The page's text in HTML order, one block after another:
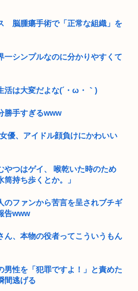
脳腫瘍手術で「正常な組織」を
一シンプルなのに分かりやすくて
活は大変だよな(´・ω・｀)
勝手すぎるwww
優、アイドル顔負けにかわいい
やつはゲイ、 喉乾いた時のため
持ち歩くとか。」
のファンから苦言を呈されブチギ
告www
ん、本物の役者ってこういうもん
男性を「犯罪ですよ！」と責めた
間逃げる